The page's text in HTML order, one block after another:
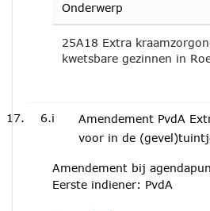
Onderwerp
25A18 Extra
kwetsbare gezinnen in
6.i
Amendement PvdA
voor in de
Amendement bij
Eerste indiener: PvdA